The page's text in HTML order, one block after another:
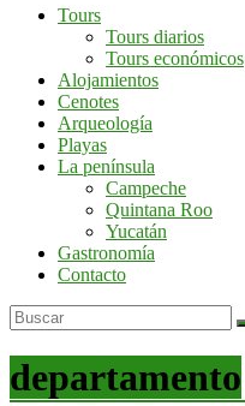
Mochileros
Yucatán
Yucatán
Tours
Tours diarios
Tours económicos
Alojamientos
Cenotes
Arqueología
Playas
La península
Campeche
Quintana Roo
Yucatán
Gastronomía
Contacto
departamento